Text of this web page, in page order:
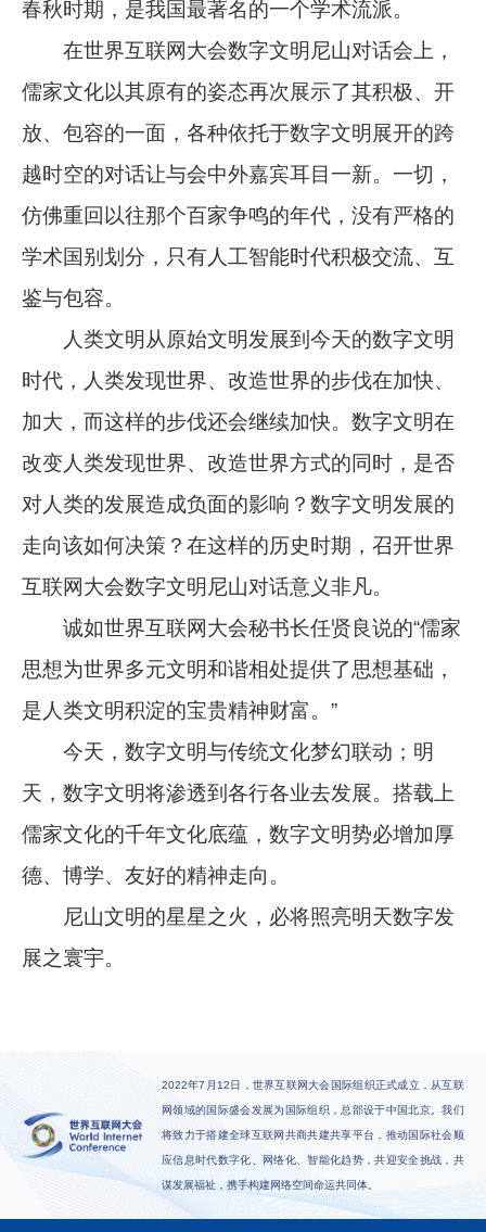
春秋时期，是我国最著名的一个学术流派。
在世界互联网大会数字文明尼山对话会上，
儒家文化以其原有的姿态再次展示了其积极、开
放、包容的一面，各种依托于数字文明展开的跨
越时空的对话让与会中外嘉宾耳目一新。一切，
仿佛重回以往那个百家争鸣的年代，没有严格的
学术国别划分，只有人工智能时代积极交流、互
鉴与包容。
人类文明从原始文明发展到今天的数字文明
时代，人类发现世界、改造世界的步伐在加快、
加大，而这样的步伐还会继续加快。数字文明在
改变人类发现世界、改造世界方式的同时，是否
对人类的发展造成负面的影响？数字文明发展的
走向该如何决策？在这样的历史时期，召开世界
互联网大会数字文明尼山对话意义非凡。
诚如世界互联网大会秘书长任贤良说的“儒家
思想为世界多元文明和谐相处提供了思想基础，
是人类文明积淀的宝贵精神财富。”
今天，数字文明与传统文化梦幻联动；明
天，数字文明将渗透到各行各业去发展。搭载上
儒家文化的千年文化底蕴，数字文明势必增加厚
德、博学、友好的精神走向。
尼山文明的星星之火，必将照亮明天数字发
展之寰宇。
2022年7月12日，世界互联网大会国际组织正式成立，从互联
网领域的国际盛会发展为国际组织，总部设于中国北京。我们
将致力于搭建全球互联网共商共建共享平台，推动国际社会顺
应信息时代数字化、网络化、智能化趋势，共迎安全挑战，共
谋发展福祉，携手构建网络空间命运共同体。